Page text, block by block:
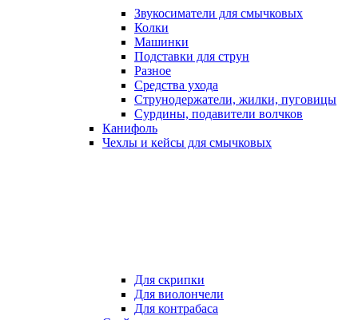
Звукосиматели для смычковых
Колки
Машинки
Подставки для струн
Разное
Средства ухода
Струнодержатели, жилки, пуговицы
Сурдины, подавители волчков
Канифоль
Чехлы и кейсы для смычковых
Для скрипки
Для виолончели
Для контрабаса